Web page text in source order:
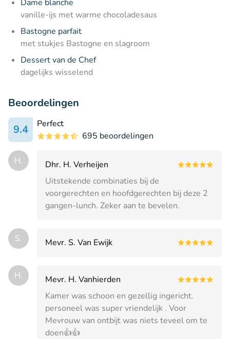
Dame blanche
vanille-ijs met warme chocoladesaus
Bastogne parfait
met stukjes Bastogne en slagroom
Dessert van de Chef
dagelijks wisselend
Beoordelingen
9.4
Perfect
695 beoordelingen
H.
Dhr. H. Verheijen
Uitstekende combinaties bij de
voorgerechten en hoofdgerechten bij deze 2
gangen-lunch. Zeker aan te bevelen.
S. Mevr. S. Van Ewijk
H.
Mevr. H. Vanhierden
Kamer was schoon en gezellig ingericht.
personeel was super vriendelijk . Voor
Mevrouw van ontbijt was niets teveel om te
doen👍👍